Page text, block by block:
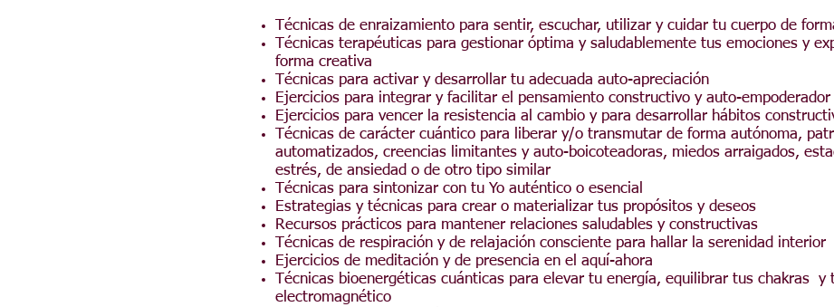
Técnicas de enraizamiento para sentir, escuchar, utilizar y cuidar tu cuerpo de
Técnicas terapéuticas para gestionar óptima y saludablemente tus emociones y
forma creativa
Técnicas para activar y desarrollar tu adecuada auto-apreciación
Ejercicios para integrar y facilitar el pensamiento constructivo y auto-empoderador
Ejercicios para vencer la resistencia al cambio y para desarrollar hábitos
Técnicas de carácter cuántico para liberar y/o transmutar de forma autónoma,
automatizados, creencias limitantes y auto-boicoteadoras, miedos arraigados,
estrés, de ansiedad o de otro tipo similar
Técnicas para sintonizar con tu Yo auténtico o esencial
Estrategias y técnicas para crear o materializar tus propósitos y deseos
Recursos prácticos para mantener relaciones saludables y constructivas
Técnicas de respiración y de relajación consciente para hallar la serenidad interior
Ejercicios de meditación y de presencia en el aquí-ahora
Técnicas bioenergéticas cuánticas para elevar tu energía, equilibrar tus chakras y
electromagnético